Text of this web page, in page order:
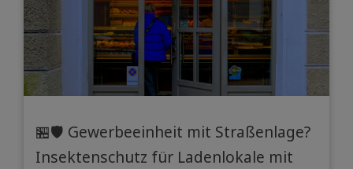
🏪🛡️ Gewerbeeinheit mit Straßenlage?
Insektenschutz für Ladenlokale mit